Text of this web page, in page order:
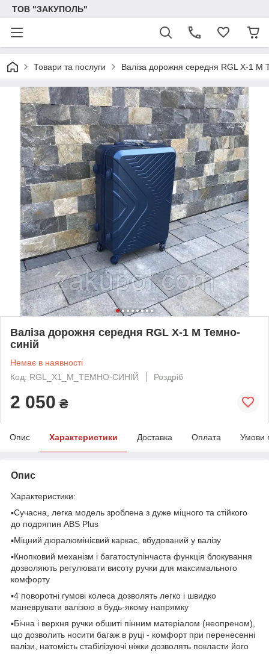
ТОВ "ЗАКУПОЛЬ"
Товари та послуги Валіза дорожня середня RGL X-1 М
Валіза дорожня середня RGL X-1 М Темно-
синій
Немає в наявності
Код: RGL_X1_M_ТЕМНО-СИНІЙ
Роздріб
2 050 ₴
Опис Характеристики Доставка Оплата Умови
Опис
Характеристики:
▪️Сучасна, легка модель зроблена з дуже міцного та стійкого
до подряпин ABS Plus
▪️Міцний дюралюмінієвий каркас, вбудований у валізу
▪️Кнопковий механізм і багатоступінчаста функція блокування
дозволяють регулювати висоту ручки для максимального
комфорту
▪️4 поворотні гумові колеса дозволять легко і швидко
маневрувати валізою в будь-якому напрямку
▪️Бічна і верхня ручки обшиті пінним матеріалом (неопреном),
що дозволить носити багаж в руці - комфорт при перенесенні
валізи, натомість стабілізуючі ніжки дозволять покласти його